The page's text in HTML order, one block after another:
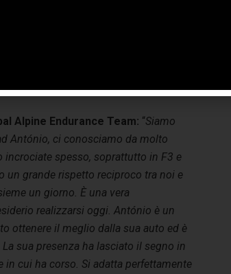
di intraprendere questa nuova
sempre più forte in prima linea nel
Alpine Endurance Team: “Siamo
António, ci conosciamo da molto
incrociate spesso, soprattutto in F3 e
un grande rispetto reciproco tra noi e
un giorno. È una vera
realizzarsi oggi. António è un
ottenere il meglio dalla sua auto ed è
sua presenza ha lasciato il segno in
cui ha corso. Si adatta perfettamente